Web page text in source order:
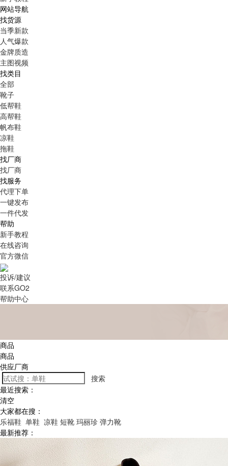
网站导航
找货源
当季新款
人气爆款
金牌质造
主图视频
找类目
全部
靴子
低帮鞋
高帮鞋
帆布鞋
凉鞋
拖鞋
找厂商
找厂商
找服务
代理下单
一键发布
一件代发
帮助
新手教程
在线咨询
官方微信
投诉/建议
联系GO2
帮助中心
商品
商品
供应厂商
搜索
最近搜索：
清空
大家都在搜：
乐福鞋 单鞋 凉鞋 短靴 玛丽珍 弹力靴
最新推荐：